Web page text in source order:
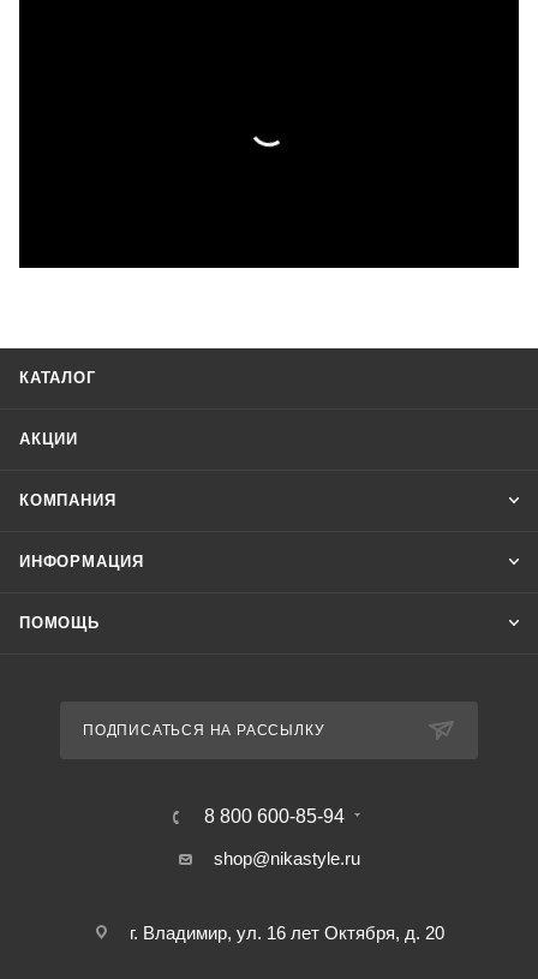
КАТАЛОГ
АКЦИИ
КОМПАНИЯ
ИНФОРМАЦИЯ
ПОМОЩЬ
ПОДПИСАТЬСЯ НА РАССЫЛКУ
8 800 600-85-94
shop@nikastyle.ru
г. Владимир, ул. 16 лет Октября, д. 20